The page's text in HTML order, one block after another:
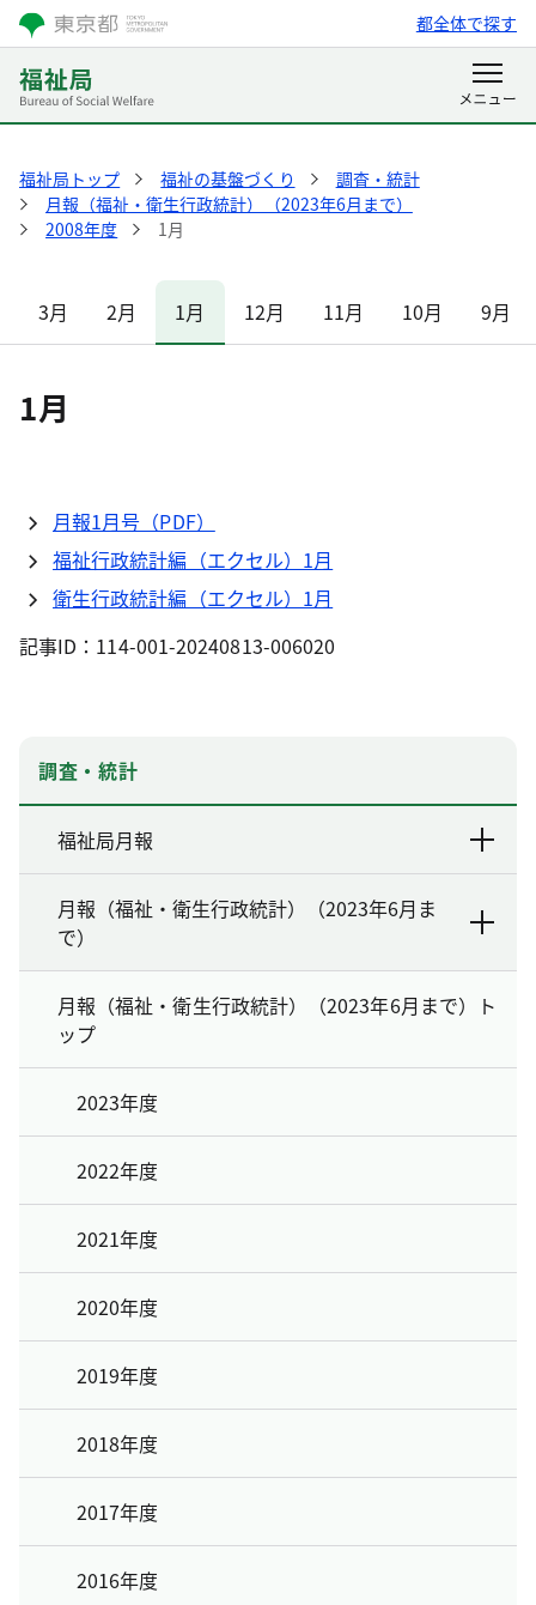
都全体で探す
福祉局トップ 福祉の基盤づくり
調査・統計
月報（福祉・衛生行政統計）（2023年6月まで）
2008年度
1月
3月 2月 1月 12月 11月 10月 9月
1月
月報1月号（PDF）
福祉行政統計編（エクセル）1月
衛生行政統計編（エクセル）1月
記事ID：114-001-20240813-006020
調査・統計
福祉局月報
月報（福祉・衛生行政統計）（2023年6月ま
で）
月報（福祉・衛生行政統計）（2023年6月まで）ト
ップ
2023年度
2022年度
2021年度
2020年度
2019年度
2018年度
2017年度
2016年度